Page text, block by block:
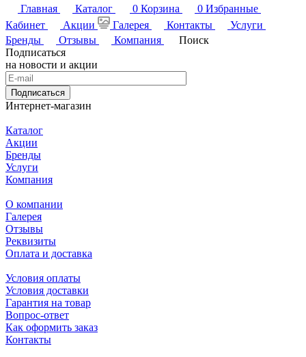
Главная Каталог 0 Корзина 0 Избранные
Кабинет
Акции Галерея Контакты
Услуги
Бренды
Отзывы Компания
Поиск
Подписаться
на новости и акции
Подписаться
Интернет-магазин
Каталог
Акции
Бренды
Услуги
Компания
О компании
Галерея
Отзывы
Реквизиты
Оплата и доставка
Условия оплаты
Условия доставки
Гарантия на товар
Вопрос-ответ
Как оформить заказ
Контакты